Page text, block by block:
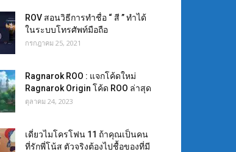
ROV สอนวิธีการทำชื่อ “ สี ” ทำได้
ในระบบโทรศัพท์มือถือ
กรกฎาคม 25, 2021
Ragnarok ROO : แจกโค้ดใหม่
Ragnarok Origin โค้ด ROO ล่าสุด
ตุลาคม 24, 2023
เดี่ยวไมโครโฟน 11 ถ้าคุณเป็นคน
ที่รักพี่โน้ส ตัวจริงต้องไปชื้อของที่มี